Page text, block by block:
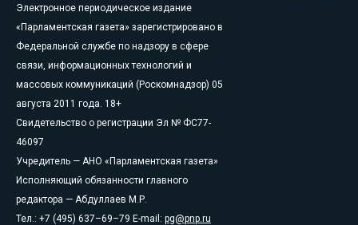
Электронное периодическое издание
«Парламентская газета» зарегистрировано в
Федеральной службе по надзору в сфере
связи, информационных технологий и
массовых коммуникаций (Роскомнадзор) 05
августа 2011 года. 18+
Свидетельство о регистрации Эл № ФС77-
46097
Учредитель — АНО «Парламентская газета»
Исполняющий обязанности главного
редактора — Абдуллаев М.Р.
Тел.: +7 (495) 637–69–79 E-mail: pg@pnp.ru